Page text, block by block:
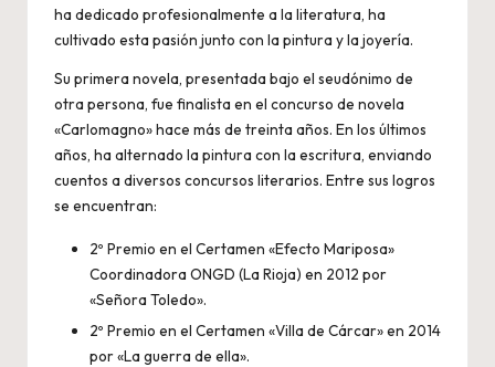
ha dedicado profesionalmente a la literatura, ha
cultivado esta pasión junto con la pintura y la joyería.
Su primera novela, presentada bajo el seudónimo de
otra persona, fue finalista en el concurso de novela
«Carlomagno» hace más de treinta años. En los últimos
años, ha alternado la pintura con la escritura, enviando
cuentos a diversos concursos literarios. Entre sus logros
se encuentran:
2º Premio en el Certamen «Efecto Mariposa»
Coordinadora ONGD (La Rioja) en 2012 por
«Señora Toledo».
2º Premio en el Certamen «Villa de Cárcar» en 2014
por «La guerra de ella».